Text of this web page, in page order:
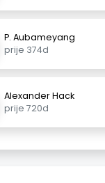
P. Aubameyang
prije 374d
Alexander Hack
prije 720d